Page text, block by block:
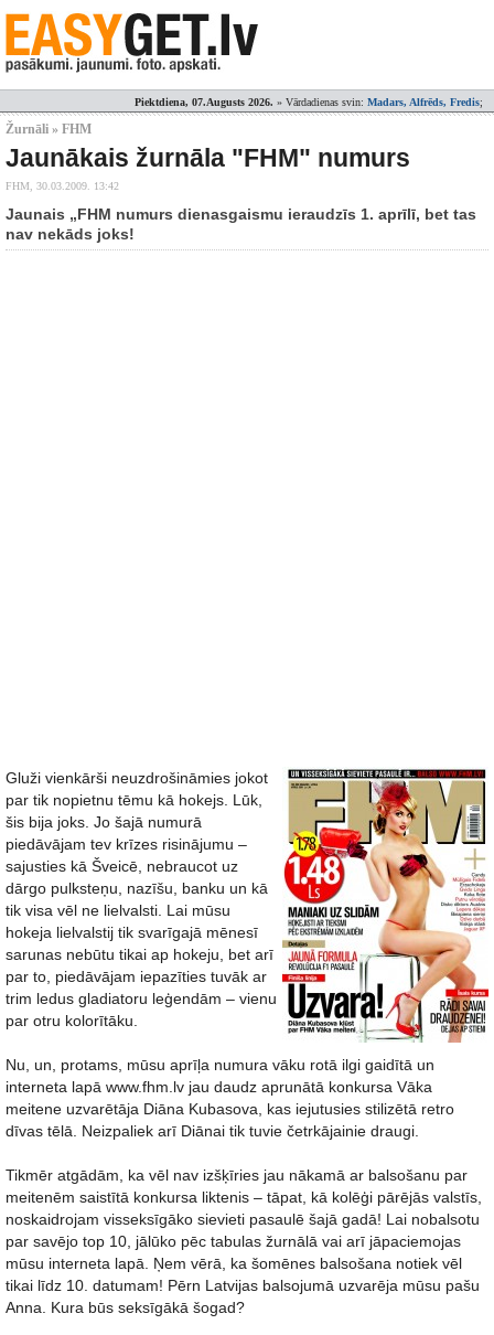
Piektdiena, 07.Augusts 2026. » Vārdadienas svin: Madars, Alfrēds, Fredis;
Žurnāli » FHM
Jaunākais žurnāla "FHM" numurs
FHM, 30.03.2009. 13:42
Jaunais „FHM numurs dienasgaismu ieraudzīs 1. aprīlī, bet tas
nav nekāds joks!
Gluži vienkārši neuzdrošināmies jokot
par tik nopietnu tēmu kā hokejs. Lūk,
šis bija joks. Jo šajā numurā
piedāvājam tev krīzes risinājumu –
sajusties kā Šveicē, nebraucot uz
dārgo pulksteņu, nazīšu, banku un kā
tik visa vēl ne lielvalsti. Lai mūsu
hokeja lielvalstij tik svarīgajā mēnesī
sarunas nebūtu tikai ap hokeju, bet arī
par to, piedāvājam iepazīties tuvāk ar
trim ledus gladiatoru leģendām – vienu
par otru kolorītāku.
Nu, un, protams, mūsu aprīļa numura vāku rotā ilgi gaidītā un
interneta lapā www.fhm.lv jau daudz aprunātā konkursa Vāka
meitene uzvarētāja Diāna Kubasova, kas iejutusies stilizētā retro
dīvas tēlā. Neizpaliek arī Diānai tik tuvie četrkājainie draugi.
Tikmēr atgādām, ka vēl nav izšķīries jau nākamā ar balsošanu par
meitenēm saistītā konkursa liktenis – tāpat, kā kolēģi pārējās valstīs,
noskaidrojam visseksīgāko sievieti pasaulē šajā gadā! Lai nobalsotu
par savējo top 10, jālūko pēc tabulas žurnālā vai arī jāpaciemojas
mūsu interneta lapā. Ņem vērā, ka šomēnes balsošana notiek vēl
tikai līdz 10. datumam! Pērn Latvijas balsojumā uzvarēja mūsu pašu
Anna. Kura būs seksīgākā šogad?